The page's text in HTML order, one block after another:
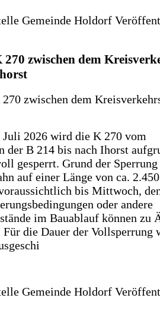
Gemeinde Holdorf
zwischen dem
Juli 2026 wird die K 270 vom
der B 214 bis nach Ihorst
gesperrt. Grund der
auf einer Länge von ca.
bis Mittwoch,
oder andere
im Bauablauf können zu
die Dauer der Vollsperrung
Gemeinde Holdorf